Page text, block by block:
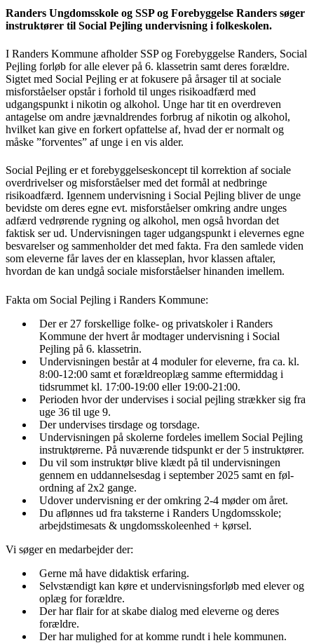
Randers Ungdomsskole og SSP og Forebyggelse Randers søger
instruktører til Social Pejling undervisning i folkeskolen.
I Randers Kommune afholder SSP og Forebyggelse Randers, Social
Pejling forløb for alle elever på 6. klassetrin samt deres forældre.
Sigtet med Social Pejling er at fokusere på årsager til at sociale
misforståelser opstår i forhold til unges risikoadfærd med
udgangspunkt i nikotin og alkohol. Unge har tit en overdreven
antagelse om andre jævnaldrendes forbrug af nikotin og alkohol,
hvilket kan give en forkert opfattelse af, hvad der er normalt og
måske ”forventes” af unge i en vis alder.
Social Pejling er et forebyggelseskoncept til korrektion af sociale
overdrivelser og misforståelser med det formål at nedbringe
risikoadfærd. Igennem undervisning i Social Pejling bliver de unge
bevidste om deres egne evt. misforståelser omkring andre unges
adfærd vedrørende rygning og alkohol, men også hvordan det
faktisk ser ud. Undervisningen tager udgangspunkt i elevernes egne
besvarelser og sammenholder det med fakta. Fra den samlede viden
som eleverne får laves der en klasseplan, hvor klassen aftaler,
hvordan de kan undgå sociale misforståelser hinanden imellem.
Fakta om Social Pejling i Randers Kommune:
Der er 27 forskellige folke- og privatskoler i Randers
Kommune der hvert år modtager undervisning i Social
Pejling på 6. klassetrin.
Undervisningen består at 4 moduler for eleverne, fra ca. kl.
8:00-12:00 samt et forældreoplæg samme eftermiddag i
tidsrummet kl. 17:00-19:00 eller 19:00-21:00.
Perioden hvor der undervises i social pejling strækker sig fra
uge 36 til uge 9.
Der undervises tirsdage og torsdage.
Undervisningen på skolerne fordeles imellem Social Pejling
instruktørerne. På nuværende tidspunkt er der 5 instruktører.
Du vil som instruktør blive klædt på til undervisningen
gennem en uddannelsesdag i september 2025 samt en føl-
ordning af 2x2 gange.
Udover undervisning er der omkring 2-4 møder om året.
Du aflønnes ud fra taksterne i Randers Ungdomsskole;
arbejdstimesats & ungdomsskoleenhed + kørsel.
Vi søger en medarbejder der:
Gerne må have didaktisk erfaring.
Selvstændigt kan køre et undervisningsforløb med elever og
oplæg for forældre.
Der har flair for at skabe dialog med eleverne og deres
forældre.
Der har mulighed for at komme rundt i hele kommunen.